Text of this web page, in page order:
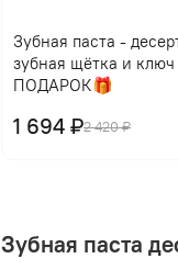
Зубная паста -
зубная щётка и
ПОДАРОК🎁
2 420 ₽
1 694 ₽
Зубная паста